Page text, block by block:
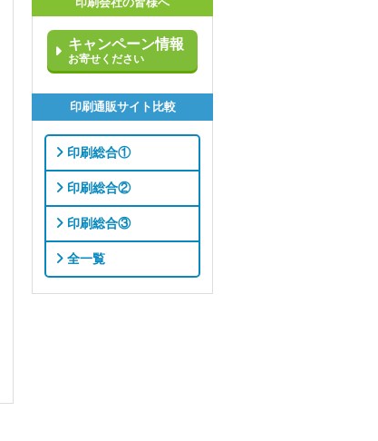
キャンペーン情報
お寄せください
印刷通販サイト比較
印刷総合①
印刷総合②
印刷総合③
全一覧